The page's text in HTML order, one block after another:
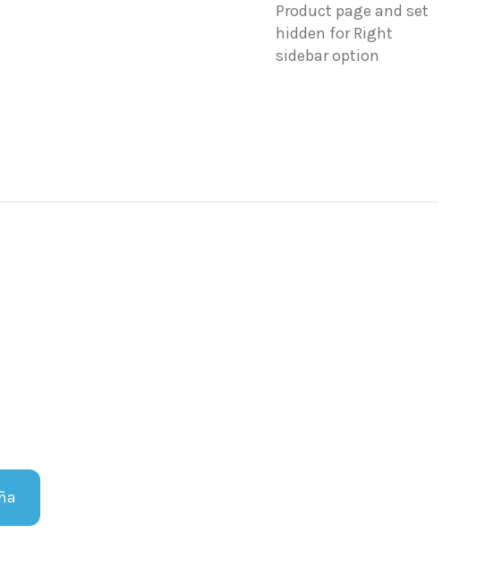
Product page and set
hidden for Right
sidebar option